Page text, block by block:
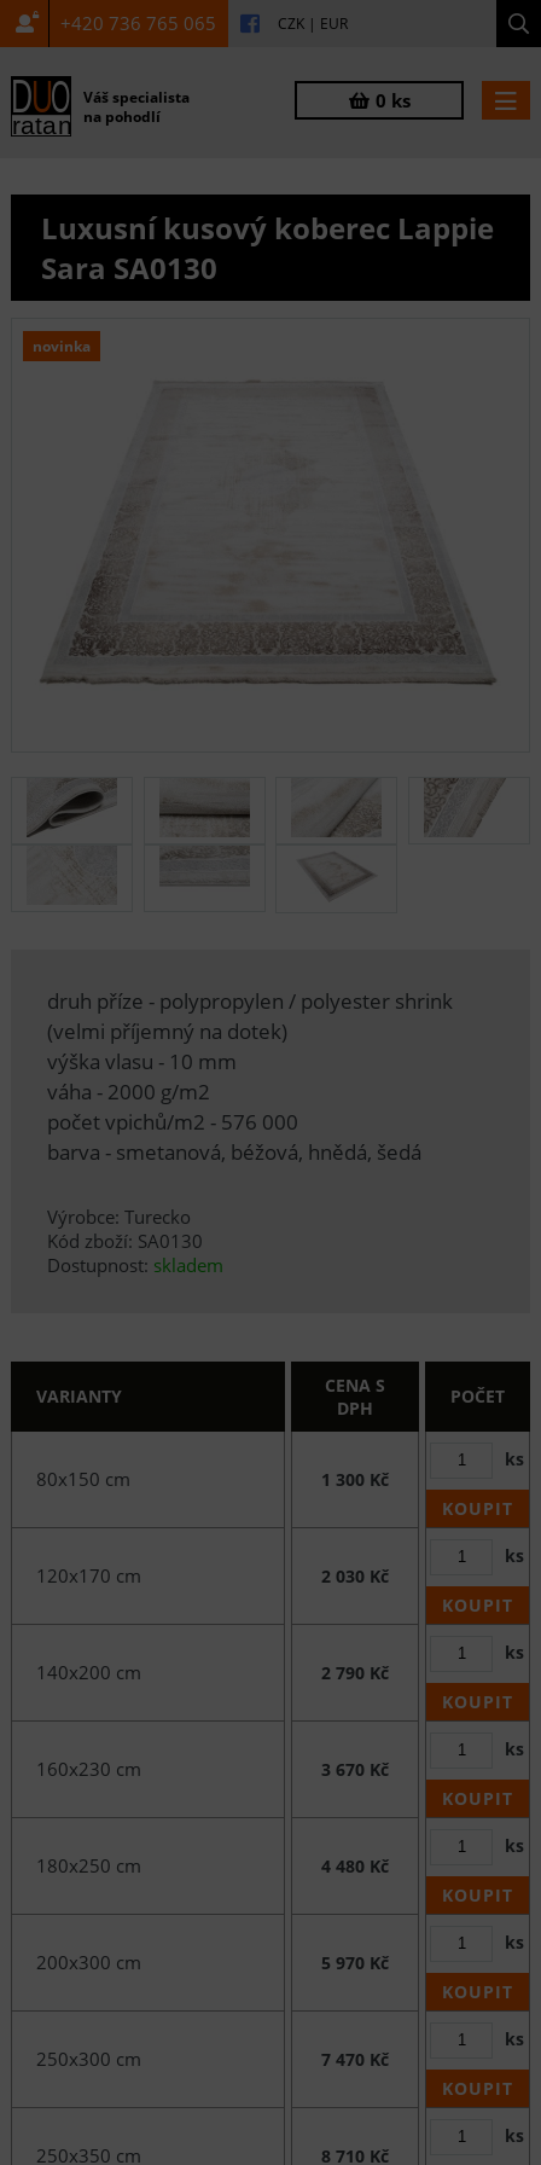
+420 736 765 065 CZK | EUR
Váš specialista
na pohodlí
0 ks
Luxusní kusový koberec Lappie
Sara SA0130
novinka
druh příze - polypropylen / polyester shrink
(velmi příjemný na dotek)
výška vlasu - 10 mm
váha - 2000 g/m2
počet vpichů/m2 - 576 000
barva - smetanová, béžová, hnědá, šedá
Výrobce: Turecko
Kód zboží: SA0130
Dostupnost: skladem
VARIANTY
CENA S
DPH
POČET
80x150 cm 1 300 Kč
ks
KOUPIT
120x170 cm 2 030 Kč
ks
KOUPIT
140x200 cm 2 790 Kč
ks
KOUPIT
160x230 cm 3 670 Kč
ks
KOUPIT
180x250 cm 4 480 Kč
ks
KOUPIT
200x300 cm 5 970 Kč
ks
KOUPIT
250x300 cm 7 470 Kč
ks
KOUPIT
250x350 cm 8 710 Kč
ks